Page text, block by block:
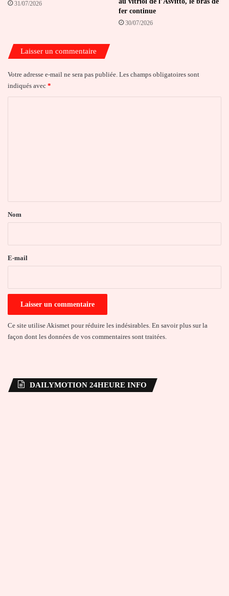
31/07/2026
fer continue
30/07/2026
Laisser un commentaire
Votre adresse e-mail ne sera pas publiée. Les champs obligatoires sont
indiqués avec *
a
e
Nom
E-mail
Ce site utilise Akismet pour réduire les indésirables. En savoir plus sur la
façon dont les données de vos commentaires sont traitées.
DAILYMOTION 24HEURE INFO